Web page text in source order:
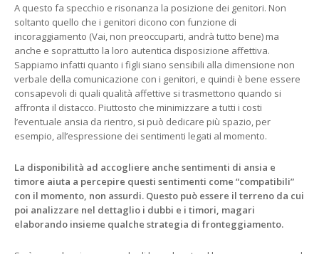
A questo fa specchio e risonanza la posizione dei genitori. Non
soltanto quello che i genitori dicono con funzione di
incoraggiamento (Vai, non preoccuparti, andrà tutto bene) ma
anche e soprattutto la loro autentica disposizione affettiva.
Sappiamo infatti quanto i figli siano sensibili alla dimensione non
verbale della comunicazione con i genitori, e quindi è bene essere
consapevoli di quali qualità affettive si trasmettono quando si
affronta il distacco. Piuttosto che minimizzare a tutti i costi
l’eventuale ansia da rientro, si può dedicare più spazio, per
esempio, all’espressione dei sentimenti legati al momento.
La disponibilità ad accogliere anche sentimenti di ansia e
timore aiuta a percepire questi sentimenti come “compatibili”
con il momento, non assurdi. Questo può essere il terreno da cui
poi analizzare nel dettaglio i dubbi e i timori, magari
elaborando insieme qualche strategia di fronteggiamento.